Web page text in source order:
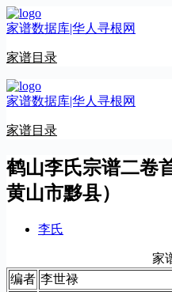
跳
至
容
家谱数据库|华人寻根网
家谱目录
家谱数据库|华人寻根网
家谱目录
鹤山李氏宗谱二卷
黄山市黟县）
李氏
家
编者 李世禄